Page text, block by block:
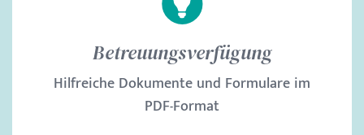
Betreuungsverfügung
Hilfreiche Dokumente und Formulare im
PDF-Format